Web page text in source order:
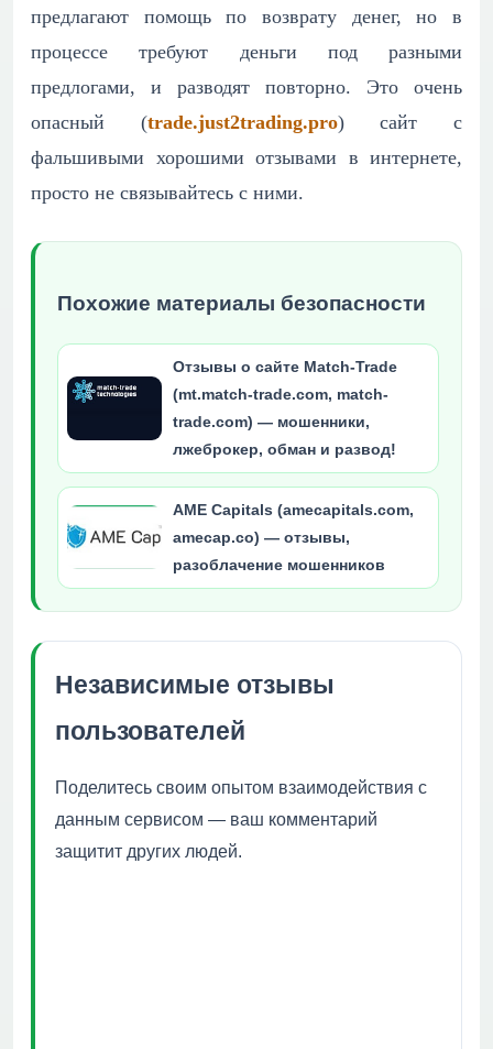
предлагают помощь по возврату денег, но в
процессе требуют деньги под разными
предлогами, и разводят повторно. Это очень
опасный (trade.just2trading.pro) сайт с
фальшивыми хорошими отзывами в интернете,
просто не связывайтесь с ними.
Похожие материалы безопасности
Отзывы о сайте Match-Trade
(mt.match-trade.com, match-
trade.com) — мошенники,
лжеброкер, обман и развод!
AME Capitals (amecapitals.com,
amecap.co) — отзывы,
разоблачение мошенников
Независимые отзывы
пользователей
Поделитесь своим опытом взаимодействия с
данным сервисом — ваш комментарий
защитит других людей.